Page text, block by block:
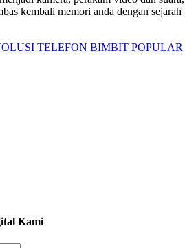
kembali memori anda dengan sejarah
TELEFON BIMBIT POPULAR
Kami